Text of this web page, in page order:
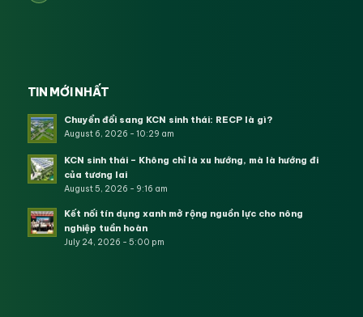
TIN MỚI NHẤT
Chuyển đổi sang KCN sinh thái: RECP là gì?
August 6, 2026 - 10:29 am
KCN sinh thái – Không chỉ là xu hướng, mà là hướng đi
của tương lai
August 5, 2026 - 9:16 am
Kết nối tín dụng xanh mở rộng nguồn lực cho nông
nghiệp tuần hoàn
July 24, 2026 - 5:00 pm